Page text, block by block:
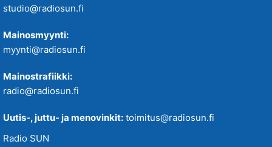
studio@radiosun.fi
Mainosmyynti:
myynti@radiosun.fi
Mainostrafiikki:
radio@radiosun.fi
Uutis-, juttu- ja menovinkit: toimitus@radiosun.fi
Radio SUN